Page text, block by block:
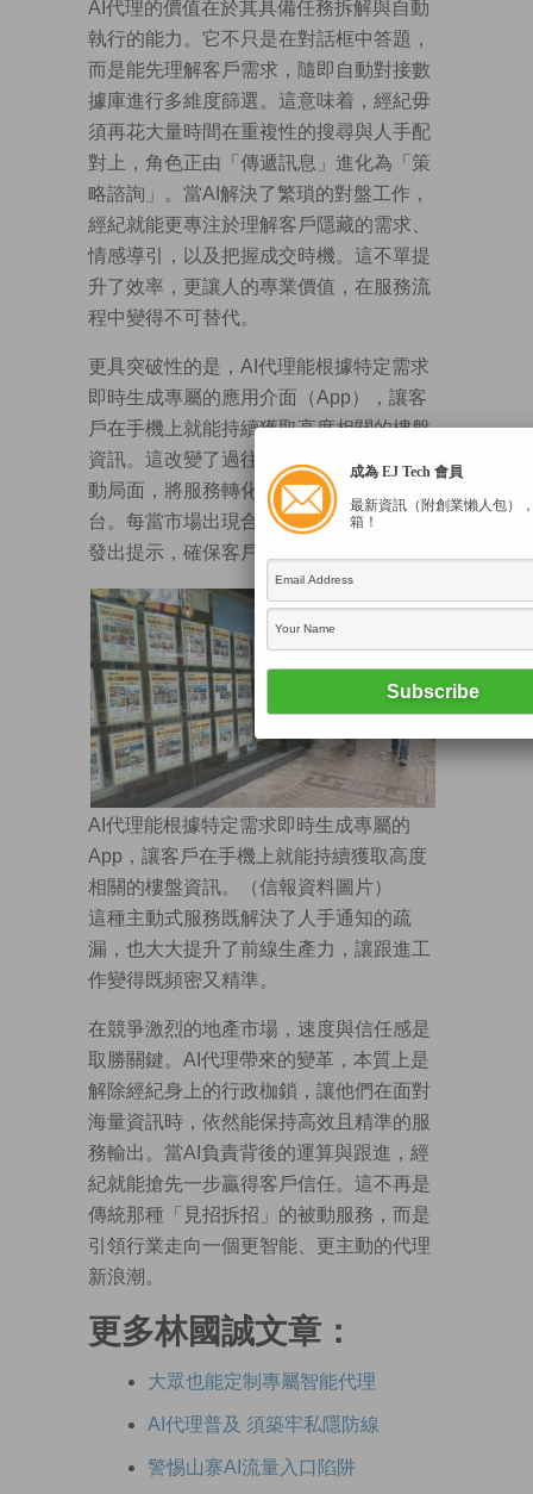
AI代理的價值在於其具備任務拆解與自動
執行的能力。它不只是在對話框中答題，
而是能先理解客戶需求，隨即自動對接數
據庫進行多維度篩選。這意味着，經紀毋
須再花大量時間在重複性的搜尋與人手配
對上，角色正由「傳遞訊息」進化為「策
略諮詢」。當AI解決了繁瑣的對盤工作，
經紀就能更專注於理解客戶隱藏的需求、
情感導引，以及把握成交時機。這不單提
升了效率，更讓人的專業價值，在服務流
程中變得不可替代。
更具突破性的是，AI代理能根據特定需求
即時生成專屬的應用介面（App），讓客
戶在手機上就能持續獲取高度相關的樓盤
資訊。這改變了過往「一次性推薦」的被
動局面，將服務轉化為持續互動的數碼平
台。每當市場出現合適放盤，系統會自動
發出提示，確保客戶第一時間掌握先機。
AI代理能根據特定需求即時生成專屬的
App，讓客戶在手機上就能持續獲取高度
相關的樓盤資訊。（信報資料圖片）
這種主動式服務既解決了人手通知的疏
漏，也大大提升了前線生產力，讓跟進工
作變得既頻密又精準。
在競爭激烈的地產市場，速度與信任感是
取勝關鍵。AI代理帶來的變革，本質上是
解除經紀身上的行政枷鎖，讓他們在面對
海量資訊時，依然能保持高效且精準的服
務輸出。當AI負責背後的運算與跟進，經
紀就能搶先一步贏得客戶信任。這不再是
傳統那種「見招拆招」的被動服務，而是
引領行業走向一個更智能、更主動的代理
新浪潮。
更多林國誠文章：
大眾也能定制專屬智能代理
AI代理普及 須築牢私隱防線
警惕山寨AI流量入口陷阱
成為 EJ Tech 會員
最新資訊（附創業懶人包）
箱！